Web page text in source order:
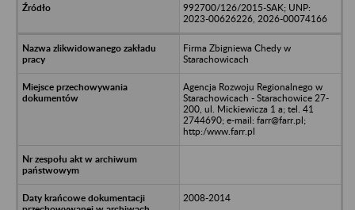
992700/126/2015-SAK; UNP:
2023-00626226, 2026-00074166
Firma Zbigniewa Chedy w
Starachowicach
Agencja Rozwoju Regionalnego w
Starachowicach - Starachowice 27-
200, ul. Mickiewicza 1 a; tel. 41
2744690; e-mail: farr@farr.pl;
http:/www.farr.pl
2008-2014